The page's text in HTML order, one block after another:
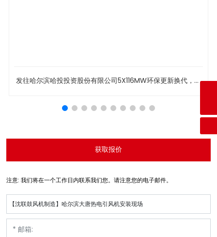
发往哈尔滨哈投投资股份有限公司5X116MW环保更新换代，引
获取报价
注意: 我们将在一个工作日内联系我们您。请注意您的电子邮件。
【沈联鼓风机制造】哈尔滨大唐热电引风机安装现场
E-mail